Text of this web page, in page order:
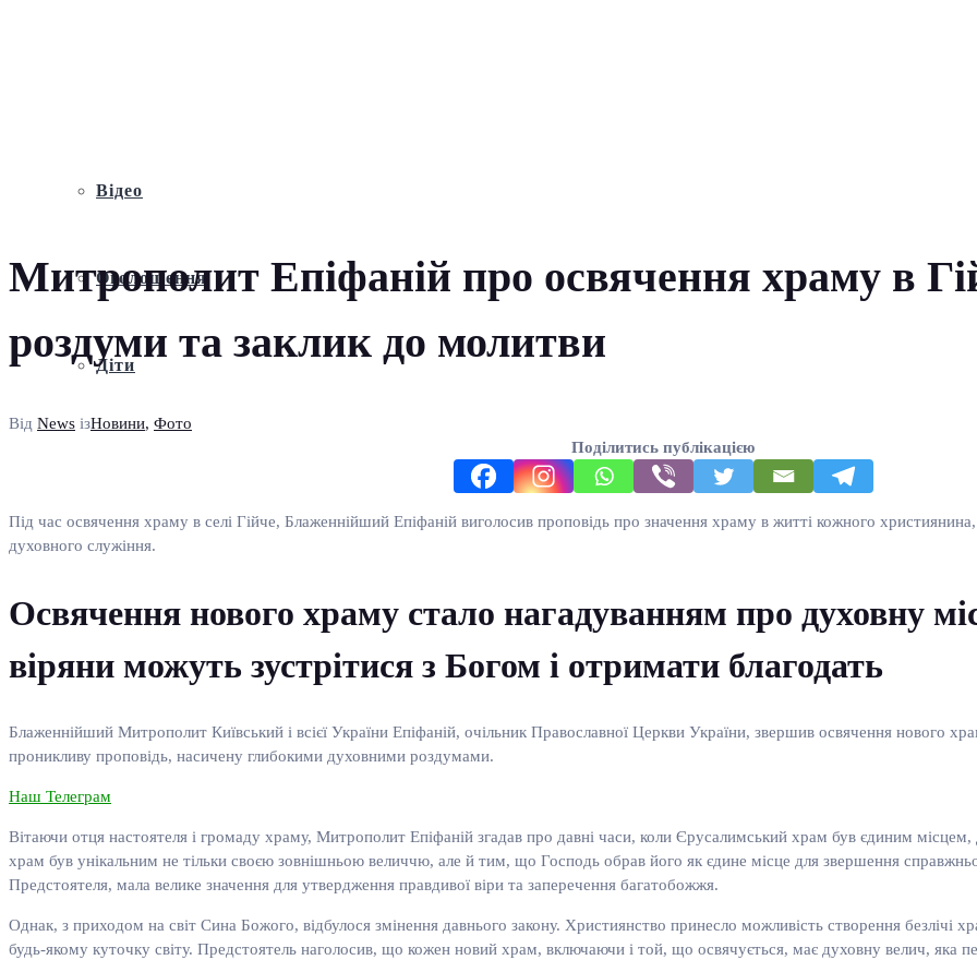
Відео
Оголошення
Діти
Митрополит Епіфаній про освячення храму в
роздуми та заклик до молитви
Від News ізНовини, Фото
Поділитись публікацією
Під час освячення храму в селі Гійче, Блаженнійший Епіфаній виголосив проповідь про значення храму в житті кожного
духовного служіння.
Освячення нового храму стало нагадуванням про духовну
віряни можуть зустрітися з Богом і отримати благодать
Блаженнійший Митрополит Київський і всієї України Епіфаній, очільник Православної Церкви України, звершив освячення нового
проникливу проповідь, насичену глибокими духовними роздумами.
Наш Телеграм
Вітаючи отця настоятеля і громаду храму, Митрополит Епіфаній згадав про давні часи, коли Єрусалимський храм був єдиним
храм був унікальним не тільки своєю зовнішньою величчю, але й тим, що Господь обрав його як єдине місце для звершення
Предстоятеля, мала велике значення для утвердження правдивої віри та заперечення багатобожжя.
Однак, з приходом на світ Сина Божого, відбулося змінення давнього закону. Християнство принесло можливість створення безлічі
будь-якому куточку світу. Предстоятель наголосив, що кожен новий храм, включаючи і той, що освячується, має духовну велич, яка